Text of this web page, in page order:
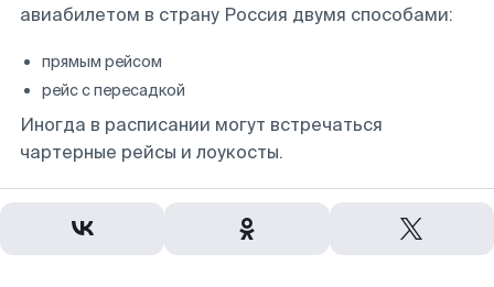
авиабилетом в страну Россия двумя способами:
прямым рейсом
рейс с пересадкой
Иногда в расписании могут встречаться
чартерные рейсы и лоукосты.